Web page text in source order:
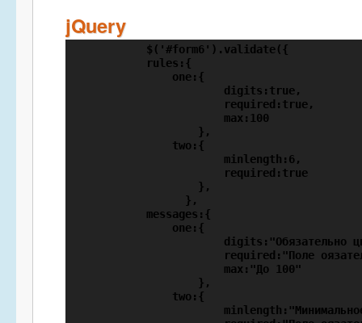
jQuery
            $('#form6').validate({
            rules:{
                one:{
                        digits:true,
                        required:true,
                        max:100
                    },
                two:{
                        minlength:6,
                        required:true
                    },
                  },
            messages:{
                one:{
digits:"Обязательно
required:"Поле
                        max:"До 100"
                    },
                two:{